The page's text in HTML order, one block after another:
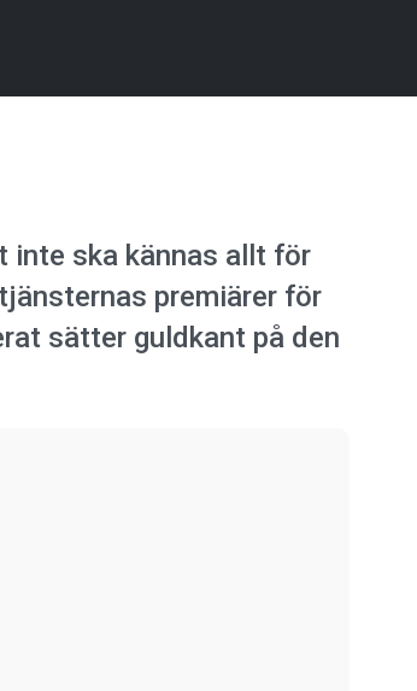
inte ska kännas allt för
premiärer för
sätter guldkant på den